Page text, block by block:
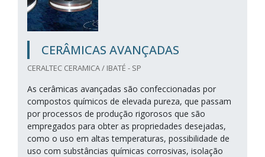
CERÂMICAS AVANÇADAS
CERALTEC CERAMICA / IBATÉ - SP
As cerâmicas avançadas são confeccionadas por
compostos químicos de elevada pureza, que passam
por processos de produção rigorosos que são
empregados para obter as propriedades desejadas,
como o uso em altas temperaturas, possibilidade de
uso com substâncias químicas corrosivas, isolação